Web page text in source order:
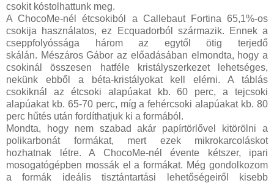
csokit kóstolhattunk meg.
A ChocoMe-nél étcsokiból a Callebaut Fortina 65,1%-os
csokija használatos, ez Ecquadorból származik. Ennek a
cseppfolyóssága három az egytől ötig terjedő
skálán. Mészáros Gábor az előadásában elmondta, hogy a
csokinál összesen hatféle kristályszerkezet lehetséges,
nekünk ebből a béta-kristályokat kell elérni. A táblás
csokiknál az étcsoki alapúakat kb. 60 perc, a tejcsoki
alapúakat kb. 65-70 perc, míg a fehércsoki alapúakat kb. 80
perc hűtés után fordíthatjuk ki a formából.
Mondta, hogy nem szabad akár papírtörlővel kitörölni a
polikarbonát formákat, mert ezek mikrokarcoláskot
hozhatnak létre. A ChocoMe-nél évente kétszer, ipari
mosogatógépben mossák el a formákat. Még gondolkozom
a formák ideális tisztántartási lehetőségeiről kisebb